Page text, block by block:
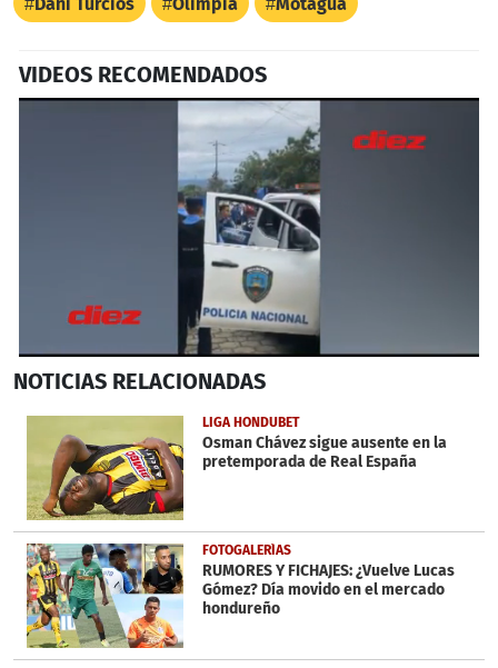
VIDEOS RECOMENDADOS
seconds
29
seconds
NOTICIAS RELACIONADAS
LIGA HONDUBET
Osman Chávez sigue ausente en la
pretemporada de Real España
FOTOGALERÍAS
RUMORES Y FICHAJES: ¿Vuelve Lucas
Gómez? Día movido en el mercado
hondureño